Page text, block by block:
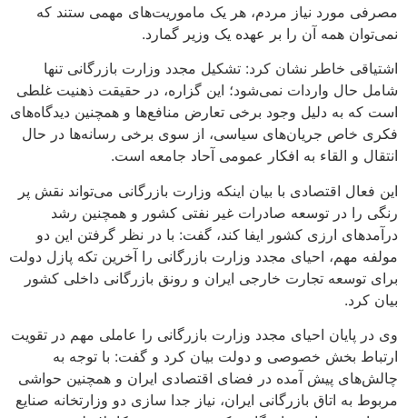
مصرفی مورد نیاز مردم، هر یک ماموریت‌های مهمی ستند که
نمی‌توان همه آن را بر عهده یک وزیر گمارد.
اشتیاقی خاطر نشان کرد: تشکیل مجدد وزارت بازرگانی تنها
شامل حال واردات نمی‌شود؛ این گزاره، در حقیقت ذهنیت غلطی
است که به دلیل وجود برخی تعارض منافع‌ها و همچنین دیدگاه‌های
فکری خاص جریان‌های سیاسی، از سوی برخی رسانه‌ها در حال
انتقال و القاء به افکار عمومی آحاد جامعه است.
این فعال اقتصادی با بیان اینکه وزارت بازرگانی می‌تواند نقش پر
رنگی را در توسعه صادرات غیر نفتی کشور و همچنین رشد
درآمد‌های ارزی کشور ایفا کند، گفت: با در نظر گرفتن این دو
مولفه مهم، احیای مجدد وزارت بازرگانی را آخرین تکه پازل دولت
برای توسعه تجارت خارجی ایران و رونق بازرگانی داخلی کشور
بیان کرد.
وی در پایان احیای مجدد وزارت بازرگانی را عاملی مهم در تقویت
ارتباط بخش خصوصی و دولت بیان کرد و گفت: با توجه به
چالش‌های پیش آمده در فضای اقتصادی ایران و همچنین حواشی
مربوط به اتاق بازرگانی ایران، نیاز جدا سازی دو وزارتخانه صنایع